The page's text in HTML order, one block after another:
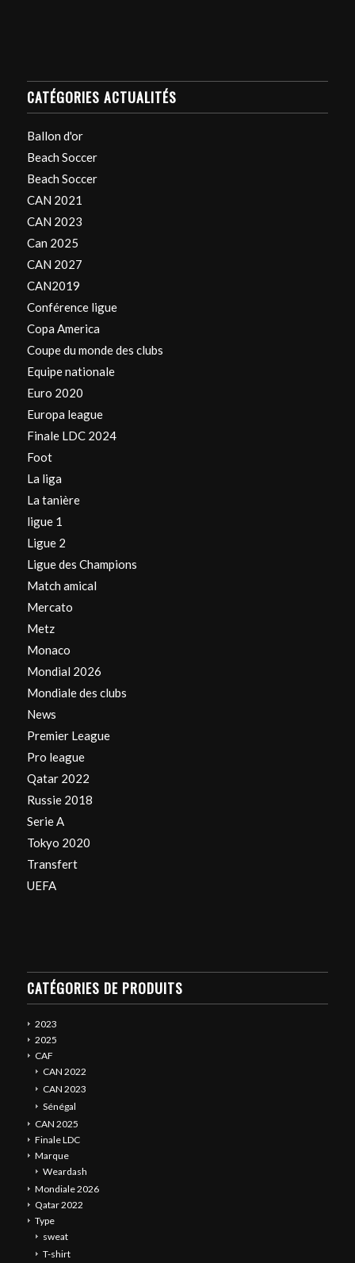
CATÉGORIES ACTUALITÉS
Ballon d'or
Beach Soccer
Beach Soccer
CAN 2021
CAN 2023
Can 2025
CAN 2027
CAN2019
Conférence ligue
Copa America
Coupe du monde des clubs
Equipe nationale
Euro 2020
Europa league
Finale LDC 2024
Foot
La liga
La tanière
ligue 1
Ligue 2
Ligue des Champions
Match amical
Mercato
Metz
Monaco
Mondial 2026
Mondiale des clubs
News
Premier League
Pro league
Qatar 2022
Russie 2018
Serie A
Tokyo 2020
Transfert
UEFA
CATÉGORIES DE PRODUITS
2023
2025
CAF
CAN 2022
CAN 2023
Sénégal
CAN 2025
Finale LDC
Marque
Weardash
Mondiale 2026
Qatar 2022
Type
sweat
T-shirt